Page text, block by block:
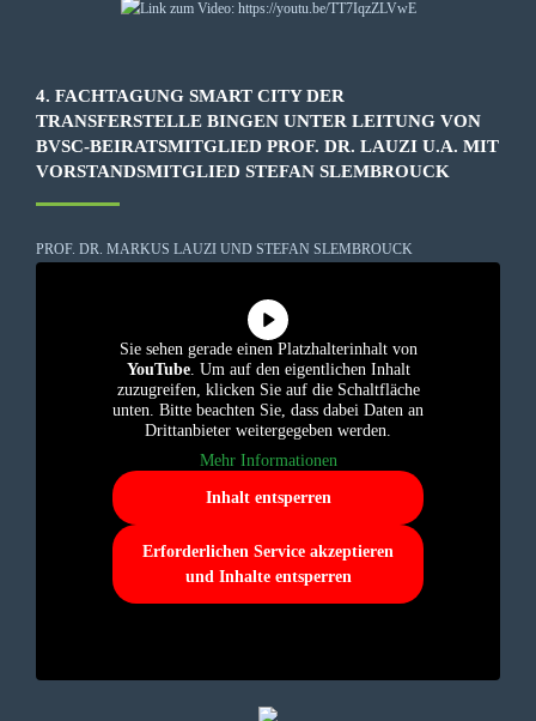
4. FACHTAGUNG SMART CITY DER
TRANSFERSTELLE BINGEN UNTER LEITUNG VON
BVSC-BEIRATSMITGLIED PROF. DR. LAUZI U.A. MIT
VORSTANDSMITGLIED STEFAN SLEMBROUCK
PROF. DR. MARKUS LAUZI UND STEFAN SLEMBROUCK
Sie sehen gerade einen Platzhalterinhalt von
YouTube. Um auf den eigentlichen Inhalt
zuzugreifen, klicken Sie auf die Schaltfläche
unten. Bitte beachten Sie, dass dabei Daten an
Drittanbieter weitergegeben werden.
Mehr Informationen
Inhalt entsperren
Erforderlichen Service akzeptieren
und Inhalte entsperren